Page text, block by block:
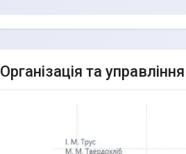
Організація та